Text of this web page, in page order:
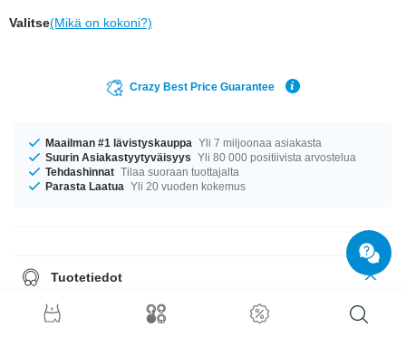
Valitse(Mikä on kokoni?)
Crazy Best Price Guarantee
Maailman #1 lävistyskauppa Yli 7 miljoonaa asiakasta
Suurin Asiakastyytyväisyys Yli 80 000 positiivista arvostelua
Tehdashinnat Tilaa suoraan tuottajalta
Parasta Laatua Yli 20 vuoden kokemus
Tuotetiedot
Oli kokosi mikä tahansa, meiltä löytyy. Saatavana ko’oissa 1.2 mm ja 1.6
mm. Varastossa on halkaisijoita 4 mm–18 mm. Lisäosien suhteen valinta